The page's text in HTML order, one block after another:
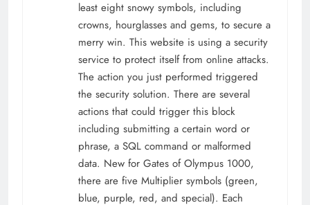
least eight snowy symbols, including
crowns, hourglasses and gems, to secure a
merry win. This website is using a security
service to protect itself from online attacks.
The action you just performed triggered
the security solution. There are several
actions that could trigger this block
including submitting a certain word or
phrase, a SQL command or malformed
data. New for Gates of Olympus 1000,
there are five Multiplier symbols (green,
blue, purple, red, and special). Each